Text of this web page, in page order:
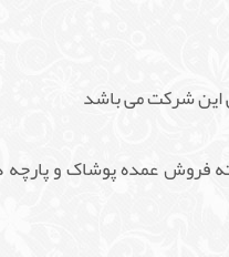
این شرکت می باشد
فروش عمده پوشاک و